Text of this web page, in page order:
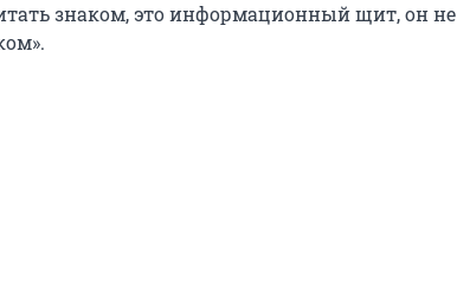
знаком, это информационный щит, он не